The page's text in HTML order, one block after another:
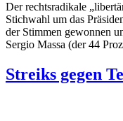
Der rechtsradikale
Stichwahl um das
der Stimmen gewonnen
Sergio Massa (der 44
Streiks gegen